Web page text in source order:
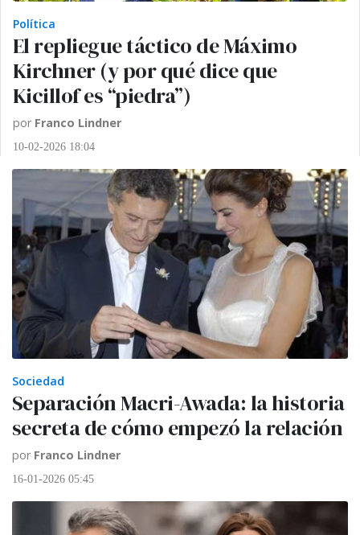
Política
El repliegue táctico de Máximo
Kirchner (y por qué dice que
Kicillof es “piedra”)
por Franco Lindner
10-02-2026 18:04
Sociedad
Separación Macri-Awada: la historia
secreta de cómo empezó la relación
por Franco Lindner
16-01-2026 05:45